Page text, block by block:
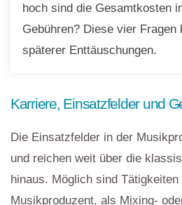
hoch sind die Gesamtkosten
Gebühren? Diese vier Fragen
späterer Enttäuschungen.
Karriere, Einsatzfelder und
Die Einsatzfelder in der
und reichen weit über die
hinaus. Möglich sind
Musikproduzent, als Mixing-